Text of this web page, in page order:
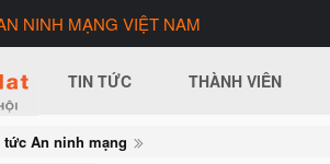
NINH MẠNG VIỆT NAM
TIN TỨC THÀNH VIÊN
tức An ninh mạng